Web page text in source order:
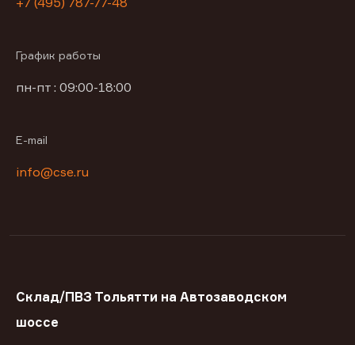
График работы
пн-пт : 09:00-18:00
E-mail
info@cse.ru
Склад/ПВЗ Тольятти на Автозаводском
шоссе